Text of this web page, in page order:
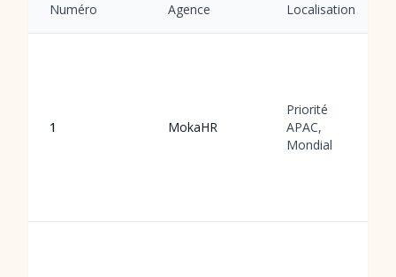
Numéro Agence Localisation
1 MokaHR
Priorité
APAC,
Mondial